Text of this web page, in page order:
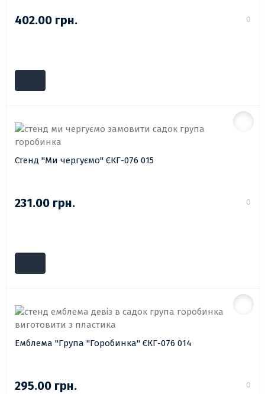
402.00 грн. 0
Стенд "Ми чергуємо" ЄКГ-076 015
231.00 грн. 0
Емблема "Група "Горобинка" ЄКГ-076 014
295.00 грн. 0